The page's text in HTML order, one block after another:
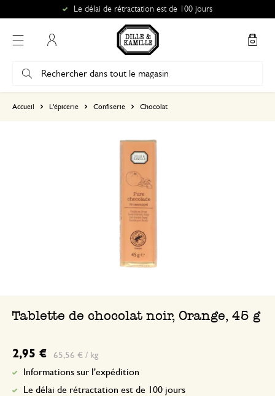
Le délai de rétractation est de 100 jours
Accueil L'épicerie Confiserie Chocolat
Tablette de chocolat noir, Orange, 45 g
2,95 € 65,56 € / kg
Informations sur l'expédition
Le délai de rétractation est de 100 jours